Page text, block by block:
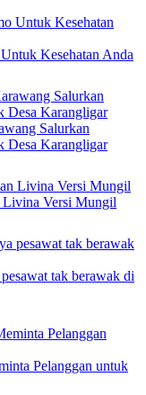
Kesehatan Anda
Salurkan
Desa Karangligar
Versi Mungil
tak berawak di
Pelanggan untuk